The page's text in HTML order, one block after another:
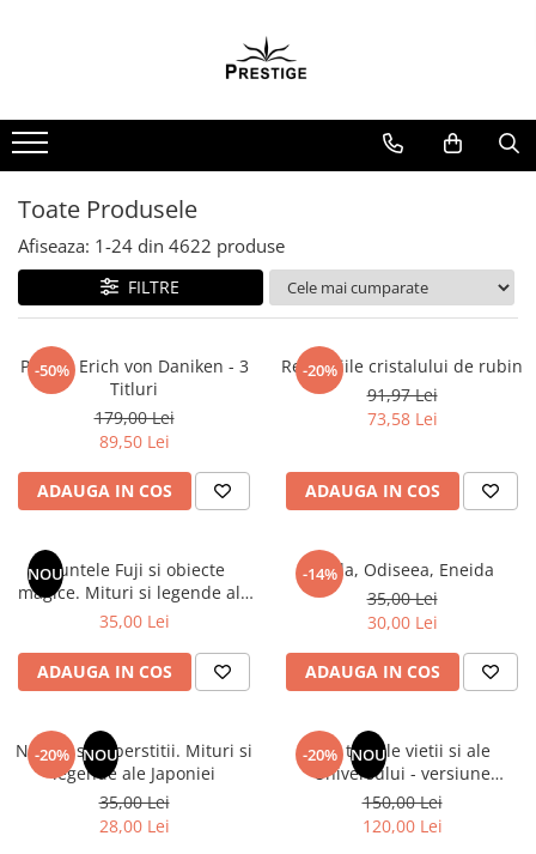
Noutati
Promotii
Spiritualitate - Ezoterism
AngelConnection
Arte Divinatorii
Chiromantie
Dezvoltare Spirituala
KidConnection
Minte Corp
New Illuminati Files
Numerologie
Paranormal
Parapsihologie
Ramtha
Audiobook
ReConnect
Religie
Crestinism
ScienceConnection
Toate Produsele
Afiseaza: 1-24 din 4622 produse
FILTRE
-50%
Pachet Erich von Daniken - 3
Titluri
179,00 Lei
89,50 Lei
ADAUGA IN COS
-20%
Revelatiile cristalului de rubin
91,97 Lei
73,58 Lei
ADAUGA IN COS
NOUMuntele Fuji si obiecte
magice. Mituri si legende ale
Japoniei
35,00 Lei
ADAUGA IN COS
-14%
Iliada, Odiseea, Eneida
35,00 Lei
30,00 Lei
ADAUGA IN COS
-20% NOU
Natura si superstitii. Mituri si
legende ale Japoniei
35,00 Lei
28,00 Lei
-20% NOU
Din tainele vietii si ale
Universului - versiune
originala din 1939. Volumele I-
III. Cutie de colectie -Scarlat
Demetrescu
150,00 Lei
120,00 Lei